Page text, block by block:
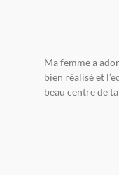
Ma femme a
bien réalisé et
beau centre de